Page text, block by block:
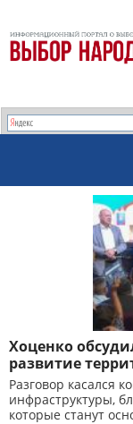
Хоценко
развитие
Разговор касался
инфраструктуры,
которые станут